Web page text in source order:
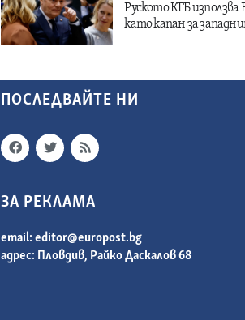
Руското КГБ
като капан за
ПОСЛЕДВАЙТЕ НИ
ЗА РЕКЛАМА
email:editor@europost.bg
адрес: Пловдив, Райко Даскалов 68